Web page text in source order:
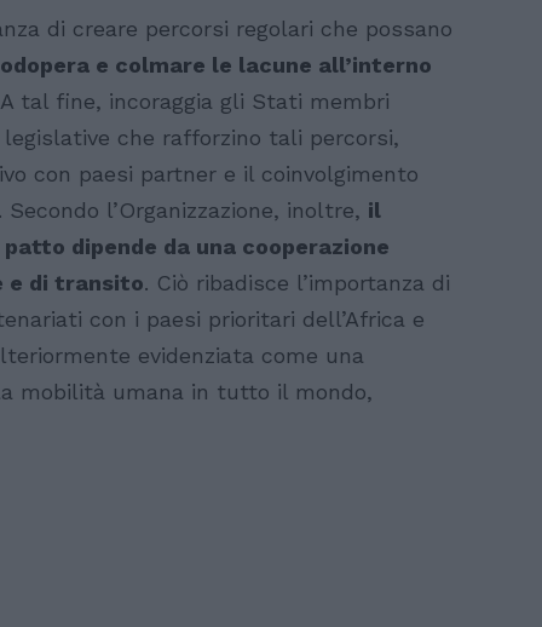
di creare percorsi regolari che possano
e colmare le lacune all’interno
tal fine, incoraggia gli Stati membri
che rafforzino tali percorsi,
con paesi partner e il coinvolgimento
l’Organizzazione, inoltre, il
dipende da una cooperazione
e di transito. Ciò ribadisce l’importanza di
con i paesi prioritari dell’Africa e
evidenziata come una
mobilità umana in tutto il mondo,